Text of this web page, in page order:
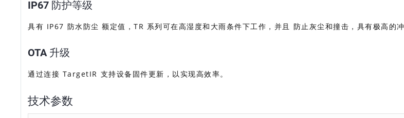
IP67 防护等级
具有 IP67 防水防尘 额定值，TR 系列可在高湿度和大雨条件下工作，并且 防止灰尘和撞击，具有极高的
OTA 升级
通过连接 TargetIR 支持设备固件更新，以实现高效率。
技术参数